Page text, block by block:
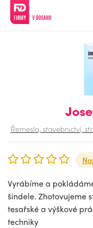
Řemesla, stavebnictví,
Vyrábíme a
šindele. Zhotovujeme
tesařské a výškové
techniky